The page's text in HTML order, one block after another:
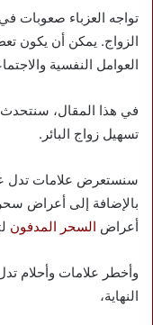
تواجه العزباء صعوبات
الزواج. يمكن أن يكون
العوامل النفسية
في هذا المقال، سنتحدث
تسهيل زواج البائر.
سنستعرض علامات تدل
بالإضافة إلى أعراض
أعراض السحر المدفون
وأخطر علامات وأحلام
النهاية،